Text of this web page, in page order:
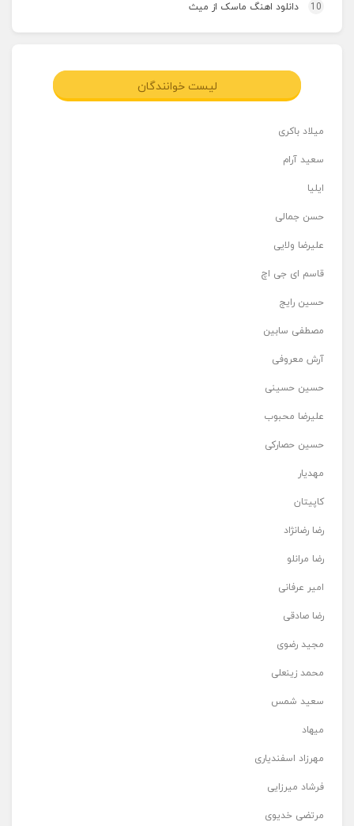
10 دانلود اهنگ ماسک از میث
لیست خوانندگان
میلاد باکری
سعید آرام
ایلیا
حسن جمالی
علیرضا ولایی
قاسم ای جی اچ
حسین رایج
مصطفی سابین
آرش معروفی
حسین حسینی
علیرضا محبوب
حسین حصارکی
مهدیار
کاپیتان
رضا رضانژاد
رضا مرانلو
امیر عرفانی
رضا صادقی
مجید رضوی
محمد زینعلی
سعید شمس
میهاد
مهرزاد اسفندیاری
فرشاد میرزایی
مرتضی خدیوی